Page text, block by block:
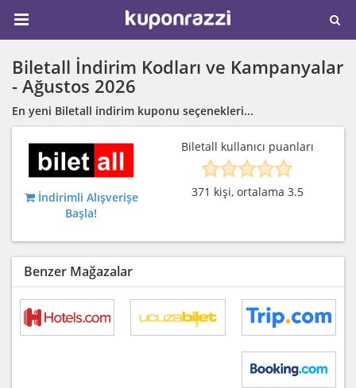
Biletall İndirim Kodları ve Kampanyalar
- Ağustos 2026
En yeni Biletall indirim kuponu seçenekleri...
İndirimli Alışverişe
Başla!
Biletall kullanıcı puanları
371 kişi, ortalama 3.5
Benzer Mağazalar